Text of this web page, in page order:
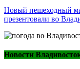
Новый пешеходный
презентовали во
Новости